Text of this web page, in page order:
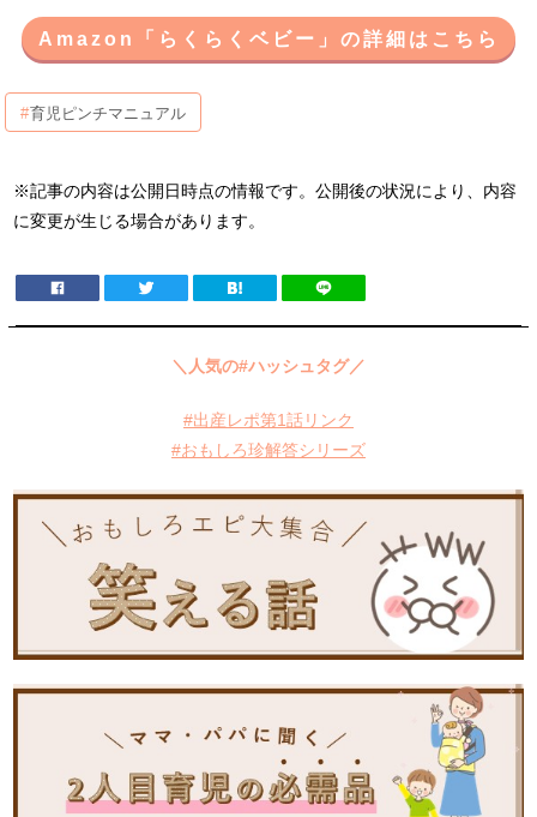
Amazon「らくらくベビー」の詳細はこちら
育児ピンチマニュアル
※記事の内容は公開日時点の情報です。公開後の状況により、内容
に変更が生じる場合があります。
＼人気の#ハッシュタグ／
#出産レポ第1話リンク
#おもしろ珍解答シリーズ